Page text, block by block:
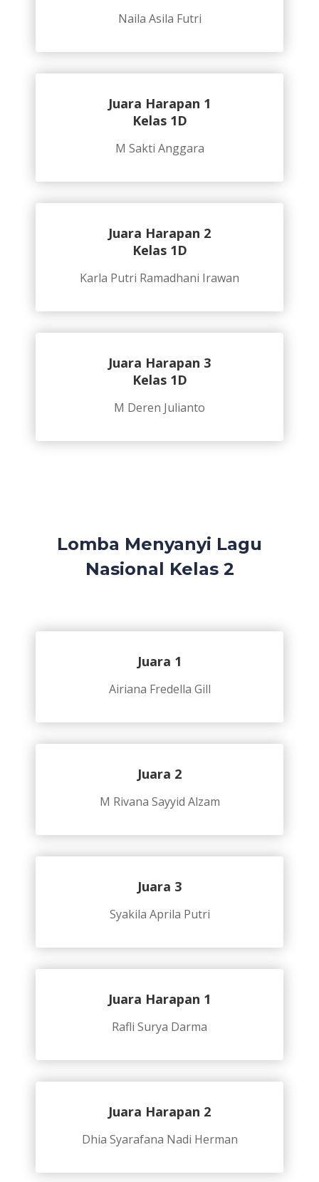
Naila Asila Futri
Juara Harapan 1
Kelas 1D
M Sakti Anggara
Juara Harapan 2
Kelas 1D
Karla Putri Ramadhani Irawan
Juara Harapan 3
Kelas 1D
M Deren Julianto
Lomba Menyanyi Lagu
Nasional Kelas 2
Juara 1
Airiana Fredella Gill
Juara 2
M Rivana Sayyid Alzam
Juara 3
Syakila Aprila Putri
Juara Harapan 1
Rafli Surya Darma
Juara Harapan 2
Dhia Syarafana Nadi Herman